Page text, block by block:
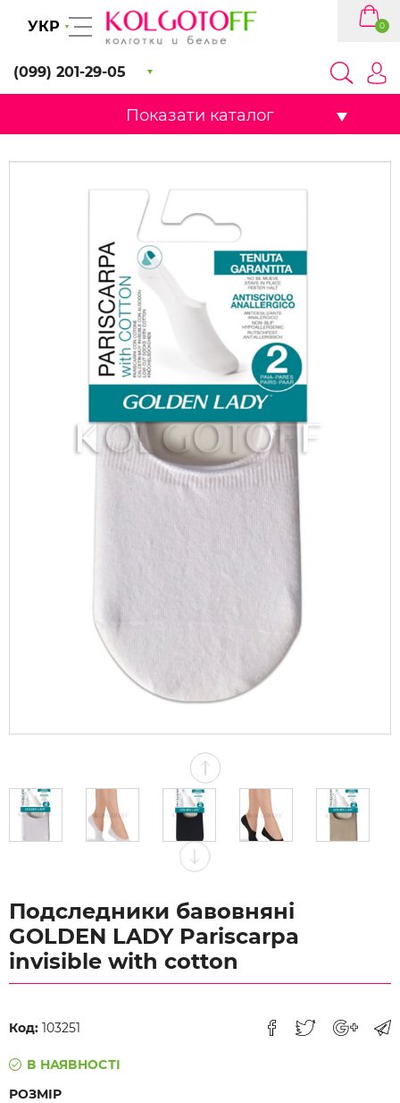
УКР
(099) 201-29-05
0
Показати каталог
Подследники бавовняні
GOLDEN LADY Pariscarpa
invisible with cotton
Код: 103251
В НАЯВНОСТІ
РОЗМІР